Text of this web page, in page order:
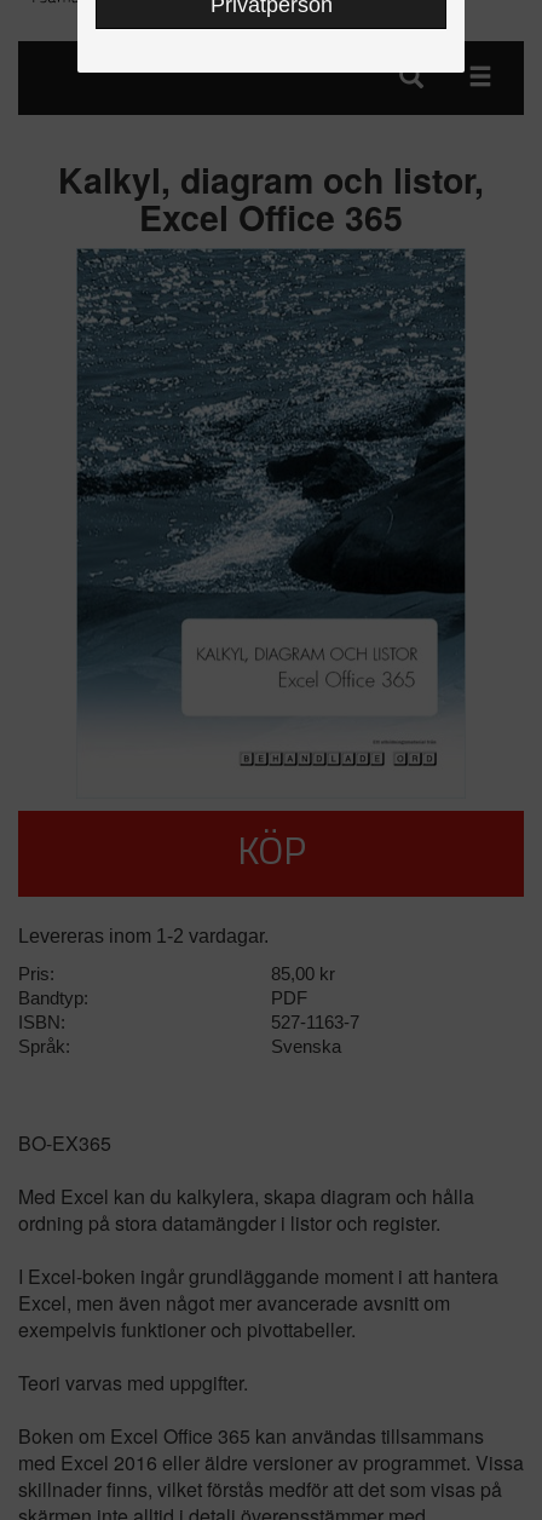
Privatperson
Kalkyl, diagram och listor,
Excel Office 365
KÖP
Levereras inom 1-2 vardagar.
Pris:
85,00 kr
Bandtyp:
PDF
ISBN:
527-1163-7
Språk:
Svenska
BO-EX365
Med Excel kan du kalkylera, skapa diagram och hålla
ordning på stora datamängder i listor och register.
I Excel-boken ingår grundläggande moment i att hantera
Excel, men även något mer avancerade avsnitt om
exempelvis funktioner och pivottabeller.
Teori varvas med uppgifter.
Boken om Excel Office 365 kan användas tillsammans
med Excel 2016 eller äldre versioner av programmet. Vissa
skillnader finns, vilket förstås medför att det som visas på